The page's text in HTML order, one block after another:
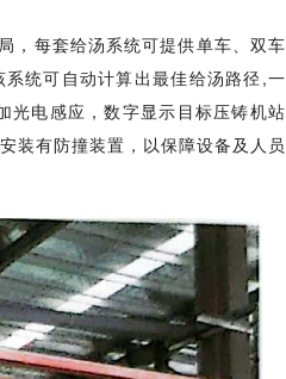
，每套给汤系统可提供单车、双车
统可自动计算出最佳给汤路径,一
光电感应，数字显示目标压铸机站
装有防撞装置，以保障设备及人员